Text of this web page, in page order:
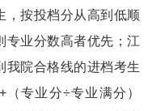
，按投档分从高到低顺
专业分数高者优先；江
我院合格线的进档考生
专业分÷专业满分）